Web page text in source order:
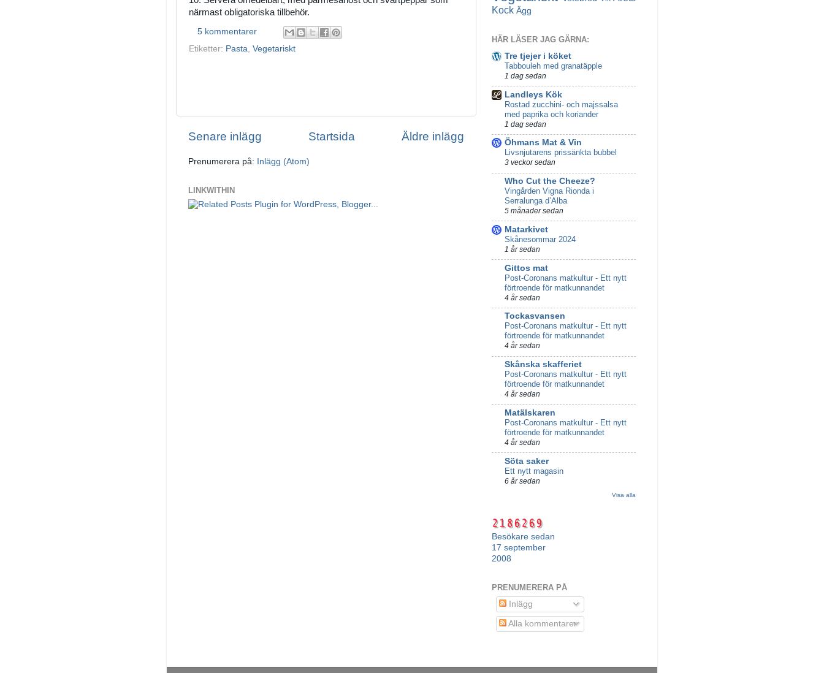
närmast obligatoriska tillbehör.
5 kommentarer
Etiketter: Pasta, Vegetariskt
Senare inlägg Äldre inlägg
Startsida
Prenumerera på: Inlägg (Atom)
LINKWITHIN
Kock Ägg
HÄR LÄSER JAG GÄRNA:
Tre tjejer i köket
Tabbouleh med granatäpple
1 dag sedan
Landleys Kök
Rostad zucchini- och majssalsa
med paprika och koriander
1 dag sedan
Öhmans Mat & Vin
Livsnjutarens prissänkta bubbel
3 veckor sedan
Who Cut the Cheeze?
Vingården Vigna Rionda i
Serralunga d’Alba
5 månader sedan
Matarkivet
Skånesommar 2024
1 år sedan
Gittos mat
Post-Coronans matkultur - Ett nytt
förtroende för matkunnandet
4 år sedan
Tockasvansen
Post-Coronans matkultur - Ett nytt
förtroende för matkunnandet
4 år sedan
Skånska skafferiet
Post-Coronans matkultur - Ett nytt
förtroende för matkunnandet
4 år sedan
Matälskaren
Post-Coronans matkultur - Ett nytt
förtroende för matkunnandet
4 år sedan
Söta saker
Ett nytt magasin
6 år sedan
Visa alla
Besökare sedan
17 september
2008
PRENUMERERA PÅ
Inlägg
Alla kommentarer